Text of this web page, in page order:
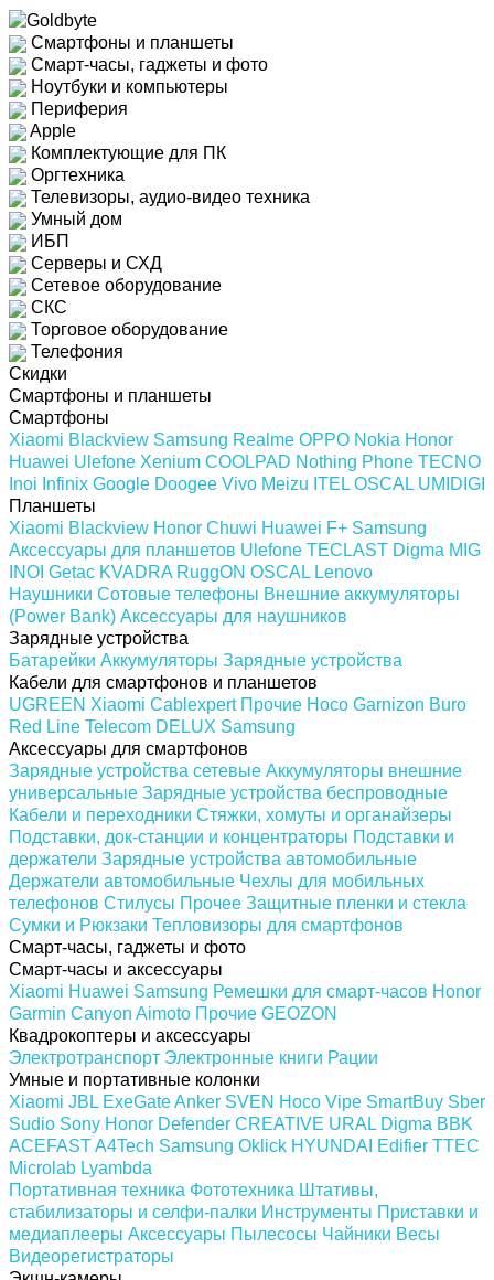
Смартфоны и планшеты
Смарт-часы, гаджеты и фото
Ноутбуки и компьютеры
Периферия
Apple
Комплектующие для ПК
Оргтехника
Телевизоры, аудио-видео техника
Умный дом
ИБП
Серверы и СХД
Сетевое оборудование
СКС
Торговое оборудование
Телефония
Скидки
Смартфоны и планшеты
Смартфоны
Xiaomi Blackview Samsung Realme OPPO Nokia Honor
Huawei Ulefone Xenium COOLPAD Nothing Phone TECNO
Inoi Infinix Google Doogee Vivo Meizu ITEL OSCAL UMIDIGI
Планшеты
Xiaomi Blackview Honor Chuwi Huawei F+ Samsung
Аксессуары для планшетов Ulefone TECLAST Digma MIG
INOI Getac KVADRA RuggON OSCAL Lenovo
Наушники Сотовые телефоны Внешние аккумуляторы
(Power Bank) Аксессуары для наушников
Зарядные устройства
Батарейки Аккумуляторы Зарядные устройства
Кабели для смартфонов и планшетов
UGREEN Xiaomi Cablexpert Прочие Hoco Garnizon Buro
Red Line Telecom DELUX Samsung
Аксессуары для смартфонов
Зарядные устройства сетевые Аккумуляторы внешние
универсальные Зарядные устройства беспроводные
Кабели и переходники Стяжки, хомуты и органайзеры
Подставки, док-станции и концентраторы Подставки и
держатели Зарядные устройства автомобильные
Держатели автомобильные Чехлы для мобильных
телефонов Стилусы Прочее Защитные пленки и стекла
Сумки и Рюкзаки Тепловизоры для смартфонов
Смарт-часы, гаджеты и фото
Смарт-часы и аксессуары
Xiaomi Huawei Samsung Ремешки для смарт-часов Honor
Garmin Canyon Aimoto Прочие GEOZON
Квадрокоптеры и аксессуары
Электротранспорт Электронные книги Рации
Умные и портативные колонки
Xiaomi JBL ExeGateAnker SVEN Hoco Vipe SmartBuy Sber
Sudio Sony Honor Defender CREATIVE URAL Digma BBK
ACEFASTA4Tech Samsung Oklick HYUNDAI Edifier TTEC
Microlab Lyambda
Портативная техника Фототехника Штативы,
стабилизаторы и селфи-палки Инструменты Приставки и
медиаплееры Аксессуары Пылесосы Чайники Весы
Видеорегистраторы